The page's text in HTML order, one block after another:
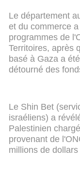
Le département
et du commerce
programmes de
Territoires, après
basé à Gaza a
détourné des
Le Shin Bet
israéliens) a
Palestinien
provenant de
millions de